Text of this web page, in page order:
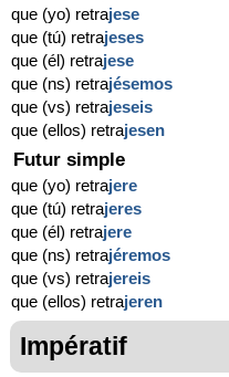
que (yo) retrajese
que (tú) retrajeses
que (él) retrajese
que (ns) retrajésemos
que (vs) retrajeseis
que (ellos) retrajesen
Futur simple
que (yo) retrajere
que (tú) retrajeres
que (él) retrajere
que (ns) retrajéremos
que (vs) retrajereis
que (ellos) retrajeren
Impératif